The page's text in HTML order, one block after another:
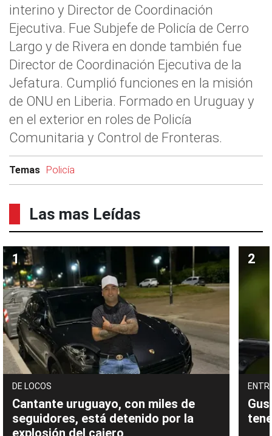
interino y Director de Coordinación
Ejecutiva. Fue Subjefe de Policía de Cerro
Largo y de Rivera en donde también fue
Director de Coordinación Ejecutiva de la
Jefatura. Cumplió funciones en la misión
de ONU en Liberia. Formado en Uruguay y
en el exterior en roles de Policía
Comunitaria y Control de Fronteras.
Temas Policía
Las mas Leídas
DE LOCOS
Cantante uruguayo, con miles de
seguidores, está detenido por la
explosión del cajero